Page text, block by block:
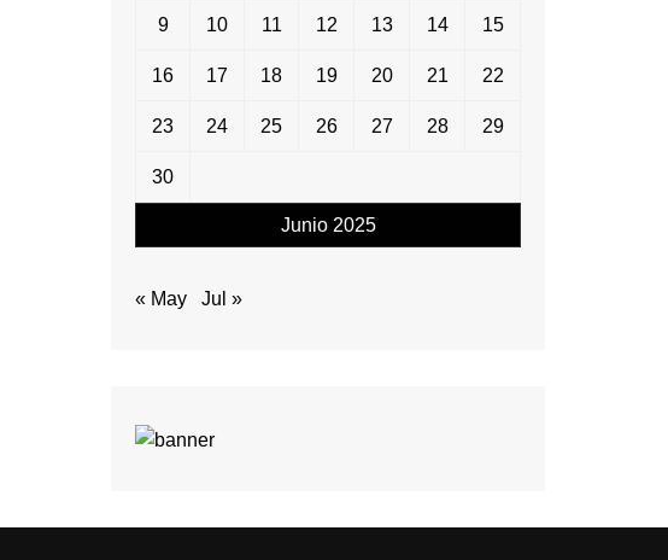
Junio 2025
9 10 11 12 13 14 15
16 17 18 19 20 21 22
23 24 25 26 27 28 29
30
« May Jul »